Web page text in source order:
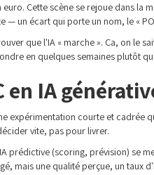
Cette scène se rejoue dans
— un écart qui porte un nom, le «
que l'IA « marche ». Ça, on le
en quelques semaines plutôt
IA
expérimentation courte et cadrée
vite, pas pour livrer.
prédictive (scoring, prévision) se
mais une qualité perçue, un taux